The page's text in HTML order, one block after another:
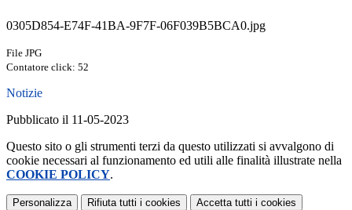
0305D854-E74F-41BA-9F7F-06F039B5BCA0.jpg
File JPG
Contatore click: 52
Notizie
Pubblicato il 11-05-2023
Questo sito o gli strumenti terzi da questo utilizzati si avvalgono di
cookie necessari al funzionamento ed utili alle finalità illustrate nella
COOKIE POLICY.
Personalizza Rifiuta tutti i cookies Accetta tutti i cookies